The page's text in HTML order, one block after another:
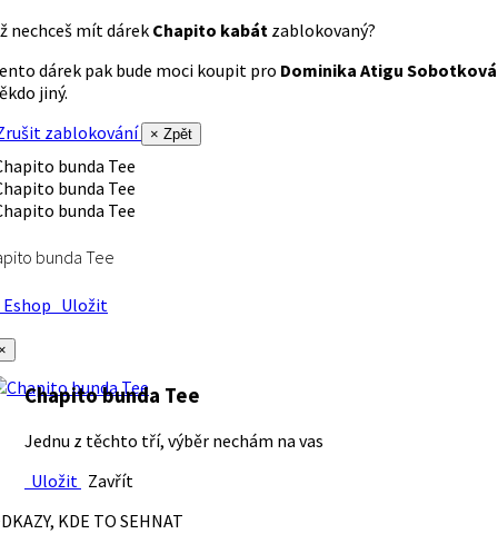
nechceš mít dárek Chapito kabát zablokovaný?
dárek pak bude moci koupit pro Dominika Atigu Sobotková
jiný.
zablokování
× Zpět
bunda Tee
Uložit
Chapito bunda Tee
Jednu z těchto tří, výběr nechám na vas
Uložit Zavřít
KDE TO SEHNAT